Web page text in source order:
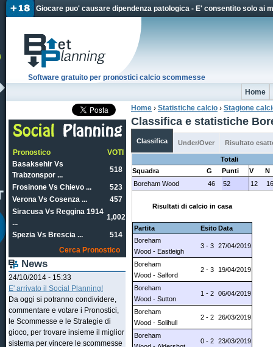
Giocare puo' causare dipendenza patologica - E' consentito solo ai
Software gratuito per pronostici calcio scommesse
Home
Tu sei qui
Home › Statistiche calcio › Stagione
Classifica e statistiche
Classifica Under/Over Risultato
Totali
Squadra
G Punti V
N
Boreham Wood
46 52 12 16
Risultati di calcio in casa
Partita EsitoData
Boreham
Wood - Eastleigh
3 - 3 27/04/2019
Boreham
Wood - Salford
2 - 3 19/04/2019
Boreham
Wood - Sutton
1 - 2 06/04/2019
Boreham
Wood - Solihull
2 - 2 26/03/2019
Boreham
0 - 2 23/03/2019
Pronostico
VOTI
Basaksehir Vs
Trabzonspor ...
518
Frosinone Vs Chievo ...
523
Verona Vs Cosenza ...
457
Siracusa Vs Reggina 1914
...
1,002
Spezia Vs Brescia ...
514
Cerca Pronostico
News
24/10/2014 - 15:33
E' arrivato il Social Planning!
Da oggi si potranno condividere,
commentare e votare i Pronostici,
le Scommesse e le Strategie di
gioco, per trovare insieme il miglior
sistema per vincere le scommesse